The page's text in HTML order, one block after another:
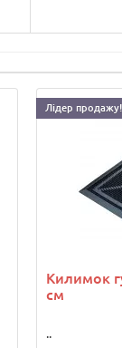
Лідер продажу!
Килимок
см
..